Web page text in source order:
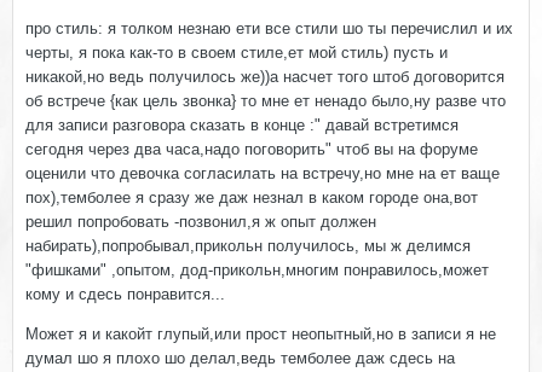
про стиль: я толком незнаю ети все стили шо ты перечислил и их
черты, я пока как-то в своем стиле,ет мой стиль) пусть и
никакой,но ведь получилось же))а насчет того штоб договорится
об встрече {как цель звонка} то мне ет ненадо было,ну разве что
для записи разговора сказать в конце :" давай встретимся
сегодня через два часа,надо поговорить" чтоб вы на форуме
оценили что девочка согласилать на встречу,но мне на ет ваще
пох),темболее я сразу же даж незнал в каком городе она,вот
решил попробовать -позвонил,я ж опыт должен
набирать),попробывал,прикольн получилось, мы ж делимся
"фишками" ,опытом, дод-прикольн,многим понравилось,может
кому и сдесь понравится...
Может я и какойт глупый,или прост неопытный,но в записи я не
думал шо я плохо шо делал,ведь темболее даж сдесь на